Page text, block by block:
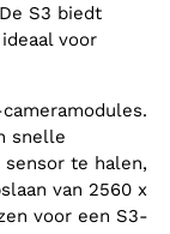
S3 biedt
voor
snelle
sensor te halen,
van 2560 x
voor een S3-